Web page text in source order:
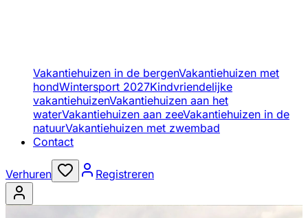
Vakantiehuizen in de bergenVakantiehuizen met
hondWintersport 2027Kindvriendelijke
vakantiehuizenVakantiehuizen aan het
waterVakantiehuizen aan zeeVakantiehuizen in de
natuurVakantiehuizen met zwembad
Contact
Verhuren Registreren